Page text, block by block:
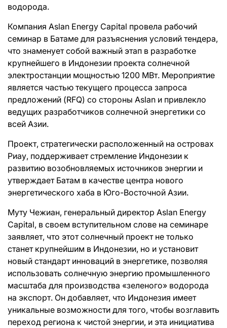
водорода.
Компания Aslan Energy Capital провела рабочий
семинар в Батаме для разъяснения условий тендера,
что знаменует собой важный этап в разработке
крупнейшего в Индонезии проекта солнечной
электростанции мощностью 1200 МВт. Мероприятие
является частью текущего процесса запроса
предложений (RFQ) со стороны Aslan и привлекло
ведущих разработчиков солнечной энергетики со
всей Азии.
Проект, стратегически расположенный на островах
Риау, поддерживает стремление Индонезии к
развитию возобновляемых источников энергии и
утверждает Батам в качестве центра нового
энергетического хаба в Юго-Восточной Азии.
Муту Чежиан, генеральный директор Aslan Energy
Capital, в своем вступительном слове на семинаре
заявляет, что этот солнечный проект не только
станет крупнейшим в Индонезии, но и установит
новый стандарт инноваций в энергетике, позволяя
использовать солнечную энергию промышленного
масштаба для производства «зеленого» водорода
на экспорт. Он добавляет, что Индонезия имеет
уникальные возможности для того, чтобы возглавить
переход региона к чистой энергии, и эта инициатива